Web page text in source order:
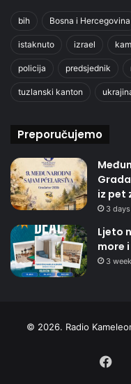
bih Bosna i Hercegovina
istaknuto izrael
policija predsjednik
tuzlanski kanton
Preporučujemo
iz pet
3
Ljeto
more
3
© 2026. Radio